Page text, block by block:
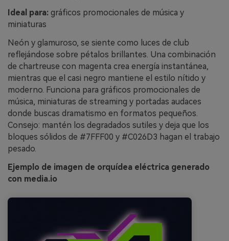
Ideal para: gráficos promocionales de música y
miniaturas
Neón y glamuroso, se siente como luces de club
reflejándose sobre pétalos brillantes. Una combinación
de chartreuse con magenta crea energía instantánea,
mientras que el casi negro mantiene el estilo nítido y
moderno. Funciona para gráficos promocionales de
música, miniaturas de streaming y portadas audaces
donde buscas dramatismo en formatos pequeños.
Consejo: mantén los degradados sutiles y deja que los
bloques sólidos de #7FFF00 y #C026D3 hagan el trabajo
pesado.
Ejemplo de imagen de orquídea eléctrica generado
con media.io